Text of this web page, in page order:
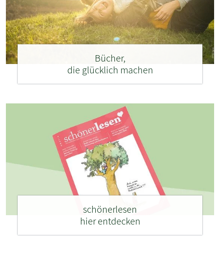
Bücher,
die glücklich machen
schönerlesen
hier entdecken